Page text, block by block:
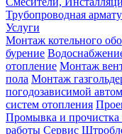
Трубопроводная
Услуги
Монтаж котельного
бурение
отопление Монтаж
пола Монтаж
погодозависимой
систем отопления
Промывка и прочистка
работы Сервис